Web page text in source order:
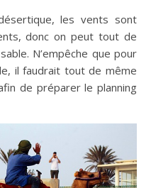
les vents sont
donc on peut tout de
N’empêche que pour
il faudrait tout de même
de préparer le planning